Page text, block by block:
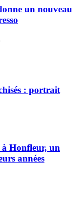
un nouveau
: portrait
à Honfleur, un
années